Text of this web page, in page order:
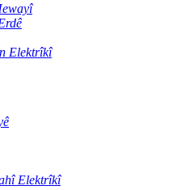
Elektrîkî
Elektrîkî